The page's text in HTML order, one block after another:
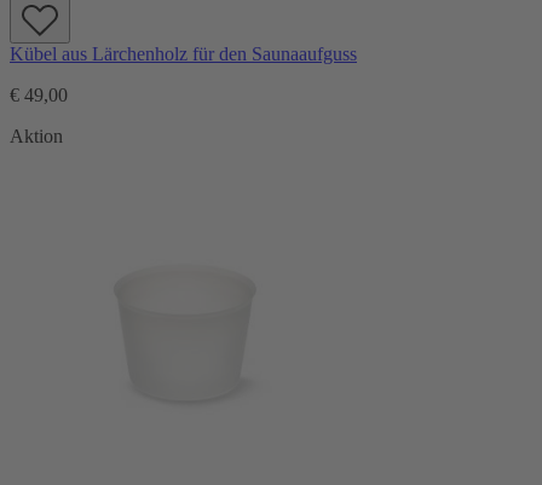
Kübel aus Lärchenholz für den Saunaaufguss
€ 49,00
Aktion